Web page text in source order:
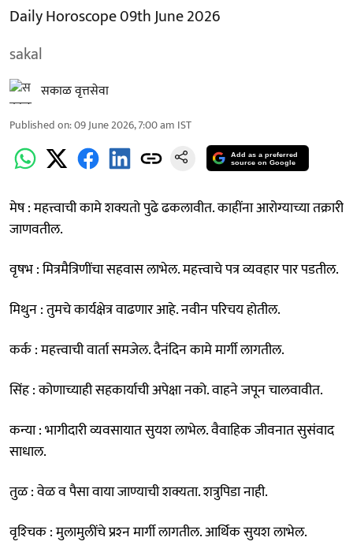
Daily Horoscope 09th June 2026
sakal
सकाळ वृत्तसेवा
Published on:09 June 2026, 7:00 am IST
Add as a preferred
source on Google
मेष : महत्त्वाची कामे शक्यतो पुढे ढकलावीत. काहींना आरोग्याच्या तक्रारी
जाणवतील.
वृषभ : मित्रमैत्रिणींचा सहवास लाभेल. महत्त्वाचे पत्र व्यवहार पार पडतील.
मिथुन : तुमचे कार्यक्षेत्र वाढणार आहे. नवीन परिचय होतील.
कर्क : महत्त्वाची वार्ता समजेल. दैनंदिन कामे मार्गी लागतील.
सिंह : कोणाच्याही सहकार्याची अपेक्षा नको. वाहने जपून चालवावीत.
कन्या : भागीदारी व्यवसायात सुयश लाभेल. वैवाहिक जीवनात सुसंवाद
साधाल.
तुळ : वेळ व पैसा वाया जाण्याची शक्यता. शत्रुपिडा नाही.
वृश्‍चिक : मुलामुलींचे प्रश्‍न मार्गी लागतील. आर्थिक सुयश लाभेल.